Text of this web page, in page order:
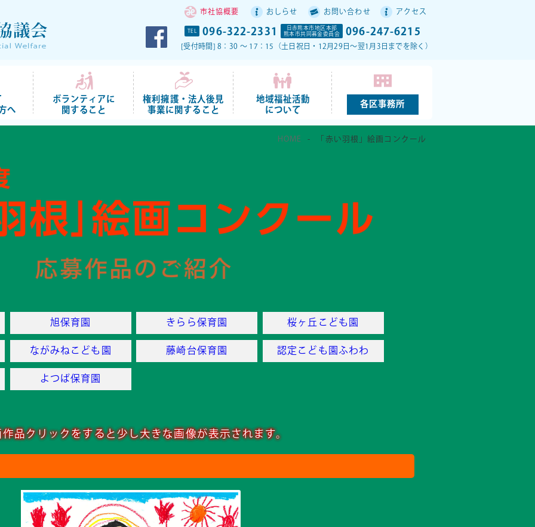
TEL 096-322-2331 日赤熊本市地区本部
熊本市共同募金委員会 096-247-6215
[受付時間] 8：30 ～ 17：15（土日祝日・12月29日～翌1月3日までを除く）
市社協概要 おしらせ お問い合わせ アクセス
へ
ボランティアに
関すること
権利擁護・法人後見
事業に関すること
地域福祉活動
について
各区事務所
HOME 「赤い羽根」絵画コンクール
旭保育園 きらら保育園 桜ヶ丘こども園
ながみねこども園 藤崎台保育園 認定こども園ふわわ
よつば保育園
品クリックをすると少し大きな画像が表示されます。